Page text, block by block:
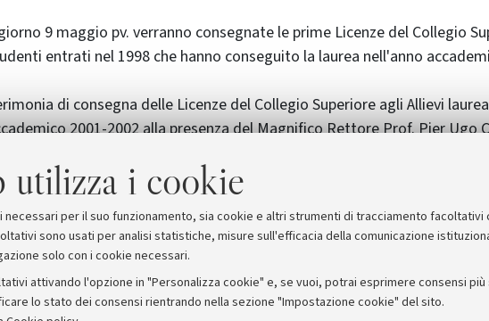
utilizza i cookie
per il suo funzionamento, sia cookie e altri strumenti di tracciamento
sono usati per analisi statistiche, misure sull'efficacia della comunicazione
solo con i cookie necessari.
attivando l'opzione in "Personalizza cookie" e, se vuoi, potrai esprimere consensi
lo stato dei consensi rientrando nella sezione "Impostazione cookie" del sito.
9 maggio pv. verranno consegnate le prime Licenze del Collegio
entrati nel 1998 che hanno conseguito la laurea nell'anno
di consegna delle Licenze del Collegio Superiore agli Allievi
2001-2002 alla presenza del Magnifico Rettore Prof. Pier Ugo
Venerdì, 9 maggio 2003, ore 17:00
Sala dell'VIII Centenario.
Rassegna stampa